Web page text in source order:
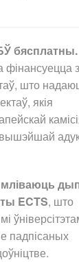
бясплатны.
фінансуецца
што
якія
вышэйшай
ECTS, што
падпісаных